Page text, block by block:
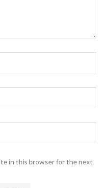
in this browser for the next